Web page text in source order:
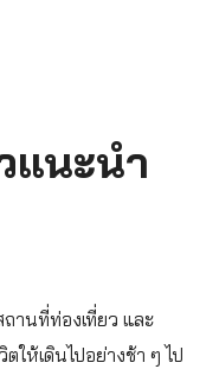
แนะนำ
ถานที่ท่องเที่ยว และ
ห้เดินไปอย่างช้า ๆ ไป